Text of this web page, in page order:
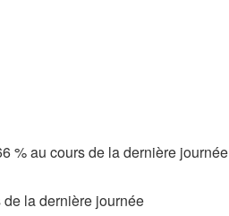
% au cours de la dernière journée
de la dernière journée